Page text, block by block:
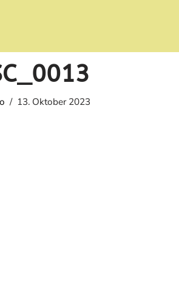
13. Oktober 2023